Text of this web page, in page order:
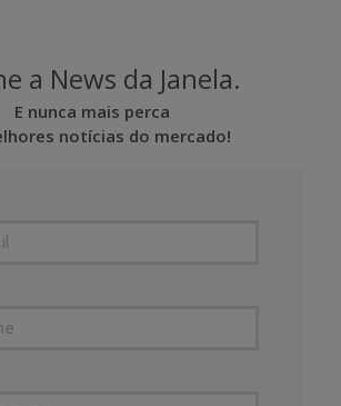
a News da Janela.
E nunca mais perca
notícias do mercado!